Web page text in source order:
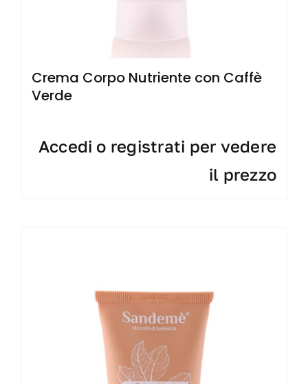
Crema Corpo Nutriente con Caffè
Verde
Accedi o registrati per vedere
il prezzo